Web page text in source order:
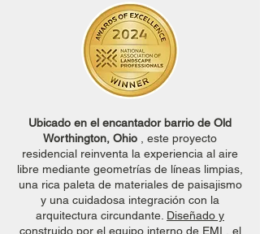
Ubicado en el encantador barrio de Old
Worthington, Ohio , este proyecto
residencial reinventa la experiencia al aire
libre mediante geometrías de líneas limpias,
una rica paleta de materiales de paisajismo
y una cuidadosa integración con la
arquitectura circundante. Diseñado y
construido por el equipo interno de EMI , el